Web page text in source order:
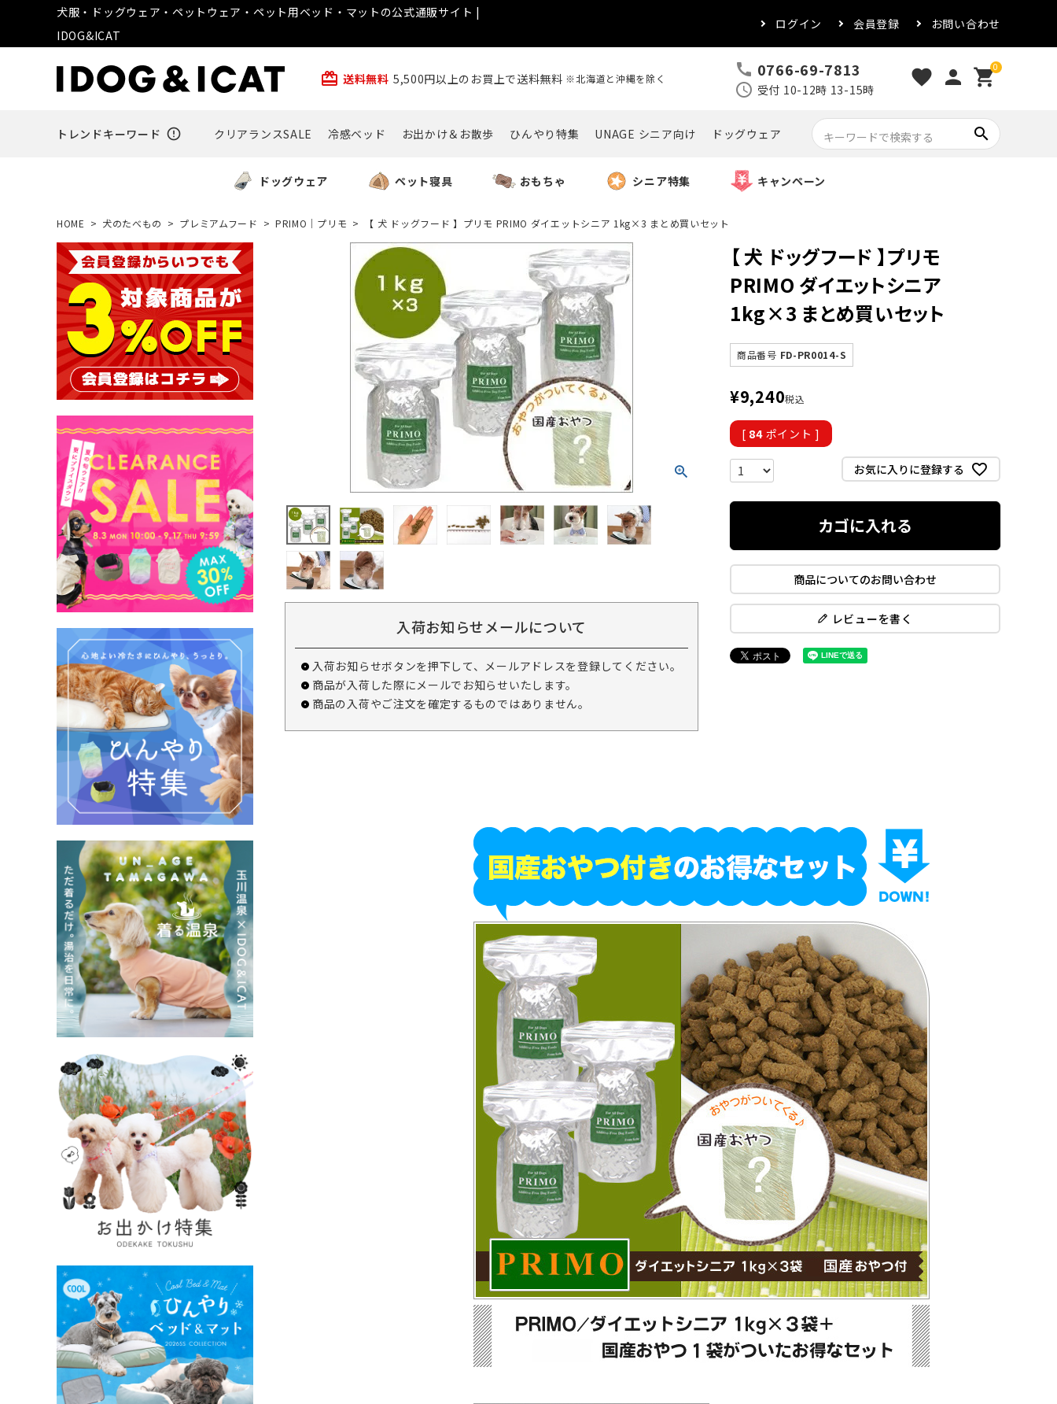
犬服・ドッグウェア・ペットウェア・ペット用ベッド・マットの公式通販サイト |
IDOG&ICAT
ログイン 会員登録 お問い合わせ
card_giftcard 送料無料 5,500円以上のお買上で送料無料 ※北海道と沖縄を除く call 0766-69-7813
schedule 受付 10-12時 13-15時
favorite person 0
shopping_cart
トレンドキーワード error_outline クリアランスSALE 冷感ベッド お出かけ＆お散歩 ひんやり特集 UNAGE シニア向け ドッグウェア search
ドッグウェア ペット寝具 おもちゃ シニア特集 キャンペーン
HOME 犬のたべもの プレミアムフード PRIMO｜プリモ 【 犬 ドッグフード 】プリモ PRIMO ダイエットシニア 1kg×3 まとめ買いセット
入荷お知らせメールについて
入荷お知らせボタンを押下して、メールアドレスを登録してください。
商品が入荷した際にメールでお知らせいたします。
商品の入荷やご注文を確定するものではありません。
【 犬 ドッグフード 】プリモ
PRIMO ダイエットシニア
1kg×3 まとめ買いセット
商品番号 FD-PR0014-S
¥9,240税込
[ 84 ポイント ]
お気に入りに登録する
カゴに入れる
商品についてのお問い合わせ
レビューを書く